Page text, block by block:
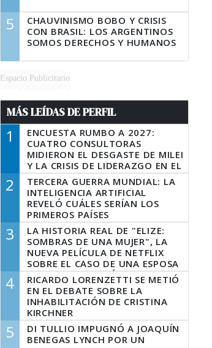
5
CHAUVINISMO BOBO Y CRISIS
CON BRASIL: LOS ARGENTINOS
SOMOS DERECHOS Y HUMANOS
Espacio Publicitario
MÁS LEÍDAS DE PERFIL
1
ENCUESTA RUMBO A 2027:
CUATRO CONSULTORAS
MIDIERON EL DESGASTE DE MILEI
Y LA CRISIS DE LIDERAZGO EN EL
PERONISMO
2
TERCERA GUERRA MUNDIAL: LA
INTELIGENCIA ARTIFICIAL
REVELÓ CUÁLES SERÍAN LOS
PRIMEROS PAÍSES
LATINOAMERICANOS EN SER
DERROTADOS
3
LA HISTORIA REAL DE "ELIZE:
SOMBRAS DE UNA MUJER", LA
NUEVA PELÍCULA DE NETFLIX
SOBRE EL CASO DE UNA ESPOSA
QUE DESCUARTIZÓ A SU
MARIDO
4
RICARDO LORENZETTI SE METIÓ
EN EL DEBATE SOBRE LA
INHABILITACIÓN DE CRISTINA
KIRCHNER
5
DI TULLIO IMPUGNÓ A JOAQUÍN
BENEGAS LYNCH POR UN